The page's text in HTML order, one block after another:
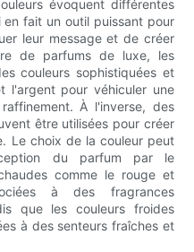
évoquent différentes
fait un outil puissant pour
leur message et de créer
de parfums de luxe, les
couleurs sophistiquées et
l'argent pour véhiculer une
À l'inverse, des
être utilisées pour créer
Le choix de la couleur peut
du parfum par le
comme le rouge et
à des fragrances
que les couleurs froides
à des senteurs fraîches et